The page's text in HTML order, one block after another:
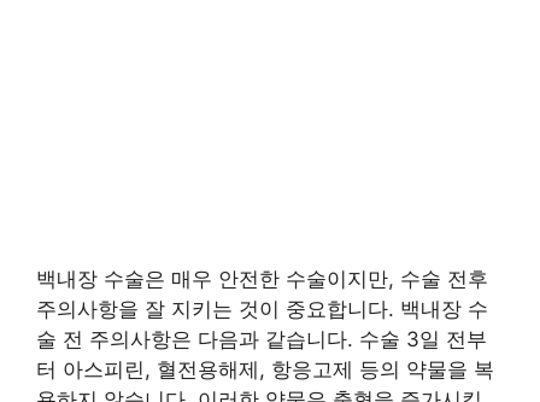
백내장 수술은 매우 안전한 수술이지만, 수술 전후
주의사항을 잘 지키는 것이 중요합니다. 백내장 수
술 전 주의사항은 다음과 같습니다. 수술 3일 전부
터 아스피린, 혈전용해제, 항응고제 등의 약물을 복